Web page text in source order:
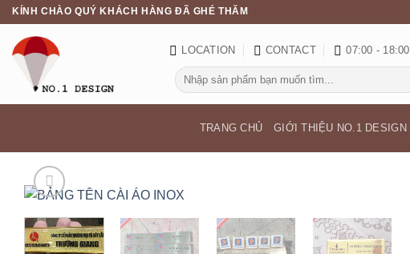
Skip
content
KÍNH CHÀO QUÝ KHÁCH HÀNG ĐÃ GHÉ THĂM
LOCATION CONTACT 07:00 - 18:00
Search
for:
TRANG CHỦ GIỚI THIỆU NO.1 DESIGN